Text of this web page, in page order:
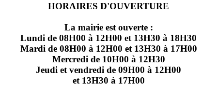
HORAIRES D'OUVERTURE
La mairie est ouverte :
Lundi de 08H00 à 12H00 et 13H30 à 18H30
Mardi de 08H00 à 12H00 et 13H30 à 17H00
Mercredi de 10H00 à 12H30
Jeudi et vendredi de 09H00 à 12H00
et 13H30 à 17H00